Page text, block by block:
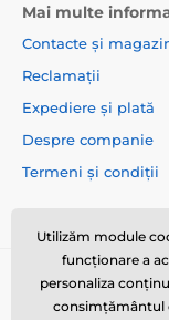
Specificațiile
expresă.
Mai multe
Contacte și
Reclamații
Expediere și plată
Despre companie
Termeni și condiții
Utilizăm module
funcționare a
personaliza
consimțământul